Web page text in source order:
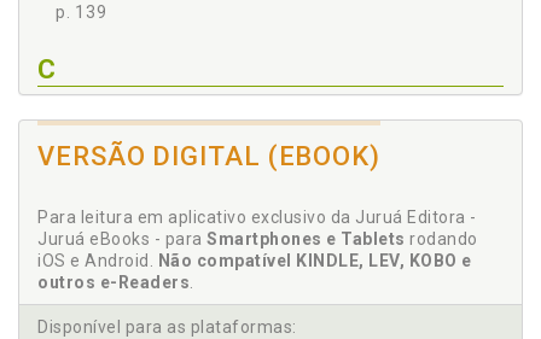
p. 139
C
167
falência pessoal no direito brasileiro. Cássio Cavalli /
Rafael Ferreira, p. 113
Consumidor. O superendividado brasileiro: uma
análise introdutória e uma nova base de dados.
Antônio José M. Porto / Pedro Henrique Butelli, p. 11
VERSÃO DIGITAL (EBOOK)
Para leitura em aplicativo exclusivo da Juruá Editora -
Juruá eBooks - para Smartphones e Tablets rodando
iOS e Android. Não compatível KINDLE, LEV, KOBO e
outros e-Readers.
Disponível para as plataformas: